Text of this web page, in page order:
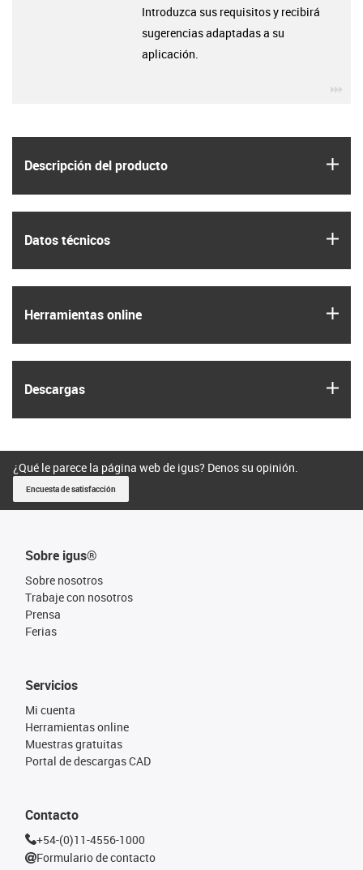
Descripción del producto
Datos técnicos
Herramientas online
Descargas
Introduzca sus requisitos y recibirá
sugerencias adaptadas a su
aplicación.
¿Qué le parece la página web de igus? Denos su opinión.
Encuesta de satisfacción
Sobre igus®
Sobre nosotros
Trabaje con nosotros
Prensa
Ferias
Servicios
Mi cuenta
Herramientas online
Muestras gratuitas
Portal de descargas CAD
Contacto
+54-(0)11-4556-1000
Formulario de contacto